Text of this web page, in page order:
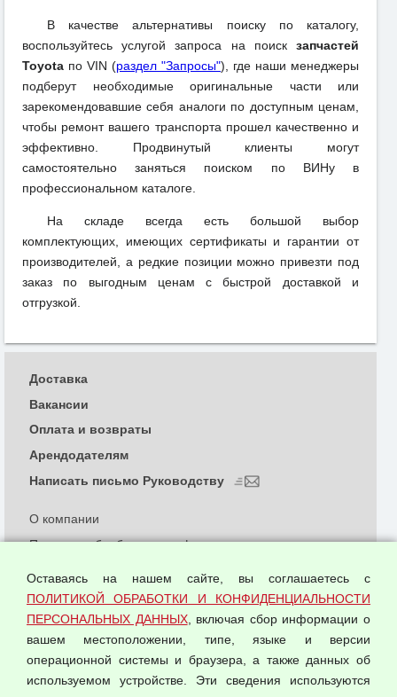
В качестве альтернативы поиску по каталогу,
воспользуйтесь услугой запроса на поиск запчастей
Toyota по VIN (раздел "Запросы"), где наши менеджеры
подберут необходимые оригинальные части или
зарекомендовавшие себя аналоги по доступным ценам,
чтобы ремонт вашего транспорта прошел качественно и
эффективно. Продвинутый клиенты могут
самостоятельно заняться поиском по ВИНу в
профессиональном каталоге.
На складе всегда есть большой выбор
комплектующих, имеющих сертификаты и гарантии от
производителей, а редкие позиции можно привезти под
заказ по выгодным ценам с быстрой доставкой и
отгрузкой.
О компании
Политика обработки и конфиденциальности
Согласием на обработку персональных данных
Оферта оптовой купли-продажи
Публичная оферта
Доставка
Вакансии
Оплата и возвраты
Арендодателям
Написать письмо Руководству
Оставаясь на нашем сайте, вы соглашаетесь с
ПОЛИТИКОЙ ОБРАБОТКИ И КОНФИДЕНЦИАЛЬНОСТИ
ПЕРСОНАЛЬНЫХ ДАННЫХ, включая сбор информации о
вашем местоположении, типе, языке и версии
операционной системы и браузера, а также данных об
используемом устройстве. Эти сведения используются